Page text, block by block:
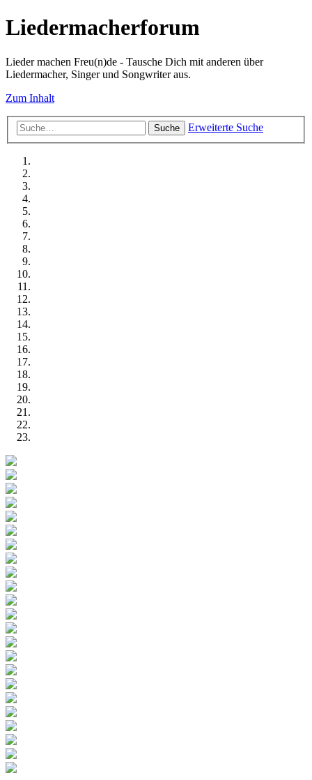
Liedermacherforum
Lieder machen Freu(n)de - Tausche Dich mit anderen über
Liedermacher, Singer und Songwriter aus.
Zum Inhalt
Suche Erweiterte Suche